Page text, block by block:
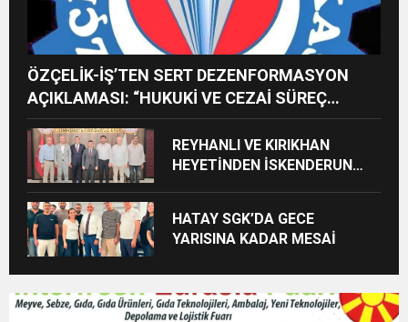
ÖZÇELİK-İŞ’TEN SERT DEZENFORMASYON
AÇIKLAMASI: “HUKUKİ VE CEZAİ SÜREÇ
BAŞLATILDI”
REYHANLI VE KIRIKHAN
HEYETİNDEN İSKENDERUN
HATAY SGK’DA GECE
YARISINA KADAR MESAİ